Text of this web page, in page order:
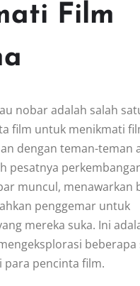
Film
nobar adalah salah
film untuk menikmati
dengan teman-teman
pesatnya
muncul, menawarkan
penggemar untuk
mereka suka. Ini
beberapa
para pencinta film.